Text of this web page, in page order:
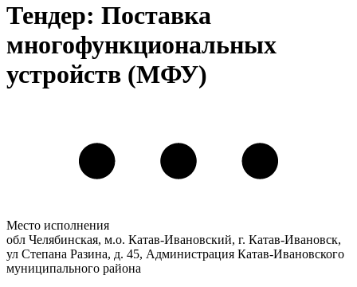
Тендер: Поставка
многофункциональных
устройств (МФУ)
Место исполнения
обл Челябинская, м.о. Катав-Ивановский, г. Катав-Ивановск,
ул Степана Разина, д. 45, Администрация Катав-Ивановского
муниципального района